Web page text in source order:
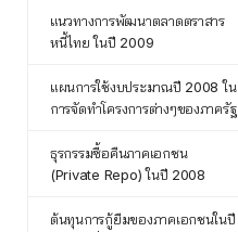
แนวทางการพัฒนาตลาดตราสาร
หนี้ไทย ในปี 2009
แผนการใช้งบประมาณปี 2008 ใน
การจัดทำโครงการต่างๆของภาครัฐ
ธุรกรรมซื้อคืนภาคเอกชน
(Private Repo) ในปี 2008
ต้นทุนการกู้ยืมของภาคเอกชนในปี